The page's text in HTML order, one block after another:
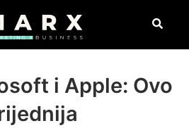
i Apple: Ovo